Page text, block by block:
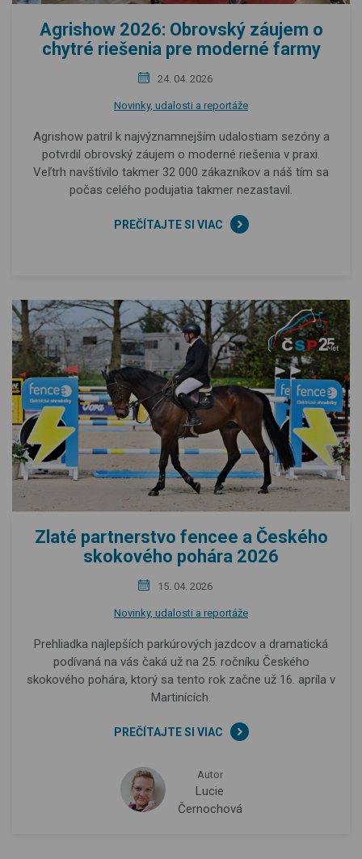
Agrishow 2026: Obrovský záujem o
chytré riešenia pre moderné farmy
24. 04. 2026
Novinky, udalosti a reportáže
Agrishow patril k najvýznamnejším udalostiam sezóny a
potvrdil obrovský záujem o moderné riešenia v praxi.
Veľtrh navštívilo takmer 32 000 zákazníkov a náš tím sa
počas celého podujatia takmer nezastavil.
PREČÍTAJTE SI VIAC
Zlaté partnerstvo fencee a Českého
skokového pohára 2026
15. 04. 2026
Novinky, udalosti a reportáže
Prehliadka najlepších parkúrových jazdcov a dramatická
podívaná na vás čaká už na 25. ročníku Českého
skokového pohára, ktorý sa tento rok začne už 16. apríla v
Martinících.
PREČÍTAJTE SI VIAC
Autor
Lucie
Černochová